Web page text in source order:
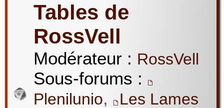
Tables de
RossVell
Modérateur : RossVell
Sous-forums :
Plenilunio,
Les Lames